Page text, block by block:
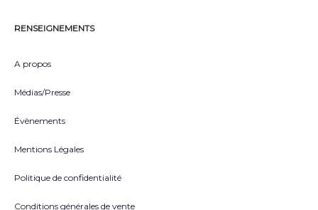
RENSEIGNEMENTS
A propos
Médias/Presse
Évènements
Mentions Légales
Politique de confidentialité
Conditions générales de vente